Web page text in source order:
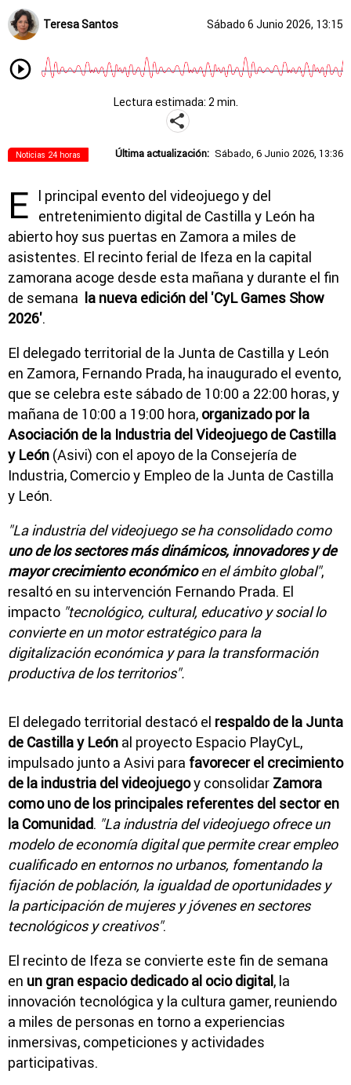
Teresa Santos Sábado 6 Junio 2026, 13:15
Lectura estimada: 2 min.
Noticias 24 horas Última actualización: Sábado, 6 Junio 2026, 13:36
E
l principal evento del videojuego y del
entretenimiento digital de Castilla y León ha
abierto hoy sus puertas en Zamora a miles de
asistentes. El recinto ferial de Ifeza en la capital
zamorana acoge desde esta mañana y durante el fin
de semana la nueva edición del 'CyL Games Show
2026'.
El delegado territorial de la Junta de Castilla y León
en Zamora, Fernando Prada, ha inaugurado el evento,
que se celebra este sábado de 10:00 a 22:00 horas, y
mañana de 10:00 a 19:00 hora, organizado por la
Asociación de la Industria del Videojuego de Castilla
y León (Asivi) con el apoyo de la Consejería de
Industria, Comercio y Empleo de la Junta de Castilla
y León.
"La industria del videojuego se ha consolidado como
uno de los sectores más dinámicos, innovadores y de
mayor crecimiento económicoen el ámbito global",
resaltó en su intervención Fernando Prada. El
impacto "tecnológico, cultural, educativo y social lo
convierte en un motor estratégico para la
digitalización económica y para la transformación
productiva de los territorios".
El delegado territorial destacó el respaldo de la Junta
de Castilla y León al proyecto Espacio PlayCyL,
impulsado junto a Asivi para favorecer el crecimiento
de la industria del videojuegoy consolidar Zamora
como uno de los principales referentes del sector en
la Comunidad. "La industria del videojuego ofrece un
modelo de economía digital que permite crear empleo
cualificado en entornos no urbanos, fomentando la
fijación de población, la igualdad de oportunidades y
la participación de mujeres y jóvenes en sectores
tecnológicos y creativos".
El recinto de Ifeza se convierte este fin de semana
en un gran espacio dedicado al ocio digital, la
innovación tecnológica y la cultura gamer, reuniendo
a miles de personas en torno a experiencias
inmersivas, competiciones y actividades
participativas.